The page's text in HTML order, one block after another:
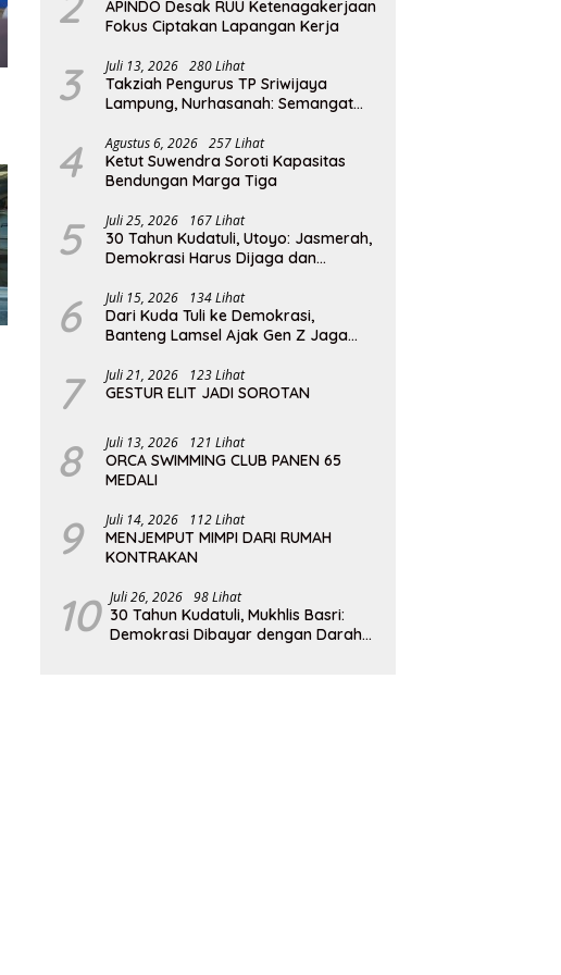
APINDO Desak RUU Ketenagakerjaan
Fokus Ciptakan Lapangan Kerja
3 Juli 13, 2026 280 Lihat
Takziah Pengurus TP Sriwijaya
Lampung, Nurhasanah: Semangat
Andhawati Harus Terus Diteruskan
4 Agustus 6, 2026 257 Lihat
Ketut Suwendra Soroti Kapasitas
Bendungan Marga Tiga
5 Juli 25, 2026 167 Lihat
30 Tahun Kudatuli, Utoyo: Jasmerah,
Demokrasi Harus Dijaga dan
6 Juli 15, 2026 134 Lihat
Dari Kuda Tuli ke Demokrasi,
Banteng Lamsel Ajak Gen Z Jaga
7 Juli 21, 2026 123 Lihat
GESTUR ELIT JADI SOROTAN
8 Juli 13, 2026 121 Lihat
ORCA SWIMMING CLUB PANEN 65
MEDALI
9 Juli 14, 2026 112 Lihat
MENJEMPUT MIMPI DARI RUMAH
KONTRAKAN
10 Juli 26, 2026 98 Lihat
30 Tahun Kudatuli, Mukhlis Basri:
Demokrasi Dibayar dengan Darah